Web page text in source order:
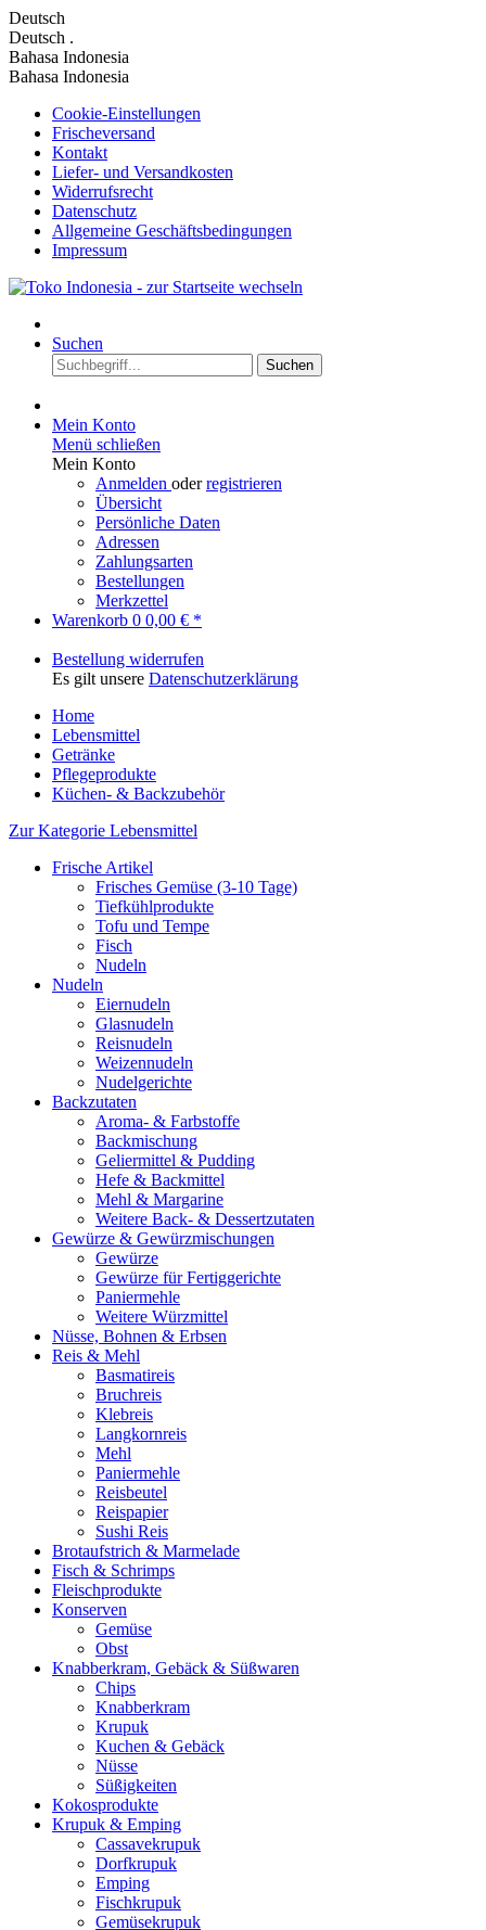
Deutsch
Deutsch .
Bahasa Indonesia
Bahasa Indonesia
Cookie-Einstellungen
Frischeversand
Kontakt
Liefer- und Versandkosten
Widerrufsrecht
Datenschutz
Allgemeine Geschäftsbedingungen
Impressum
Suchen
Suchen
Mein Konto
Menü schließen
Mein Konto
Anmelden oderregistrieren
Übersicht
Persönliche Daten
Adressen
Zahlungsarten
Bestellungen
Merkzettel
Warenkorb 0 0,00 € *
Bestellung widerrufen
Es gilt unsere Datenschutzerklärung
Home
Lebensmittel
Getränke
Pflegeprodukte
Küchen- & Backzubehör
Zur Kategorie Lebensmittel
Frische Artikel
Frisches Gemüse (3-10 Tage)
Tiefkühlprodukte
Tofu und Tempe
Fisch
Nudeln
Nudeln
Eiernudeln
Glasnudeln
Reisnudeln
Weizennudeln
Nudelgerichte
Backzutaten
Aroma- & Farbstoffe
Backmischung
Geliermittel & Pudding
Hefe & Backmittel
Mehl & Margarine
Weitere Back- & Dessertzutaten
Gewürze & Gewürzmischungen
Gewürze
Gewürze für Fertiggerichte
Paniermehle
Weitere Würzmittel
Nüsse, Bohnen & Erbsen
Reis & Mehl
Basmatireis
Bruchreis
Klebreis
Langkornreis
Mehl
Paniermehle
Reisbeutel
Reispapier
Sushi Reis
Brotaufstrich & Marmelade
Fisch & Schrimps
Fleischprodukte
Konserven
Gemüse
Obst
Knabberkram, Gebäck & Süßwaren
Chips
Knabberkram
Krupuk
Kuchen & Gebäck
Nüsse
Süßigkeiten
Kokosprodukte
Krupuk & Emping
Cassavekrupuk
Dorfkrupuk
Emping
Fischkrupuk
Gemüsekrupuk